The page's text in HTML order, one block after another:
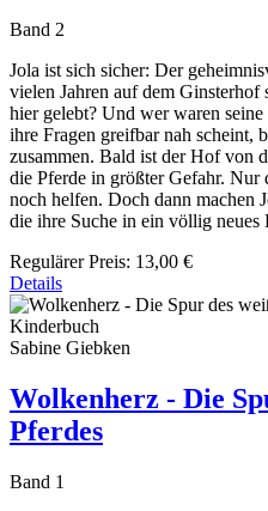
Band 2
Jola ist sich sicher: Der
vielen Jahren auf dem Ginsterhof
hier gelebt? Und wer waren
ihre Fragen greifbar nah scheint,
zusammen. Bald ist der Hof von
die Pferde in größter Gefahr.
noch helfen. Doch dann machen
die ihre Suche in ein völlig
Regulärer Preis: 13,00 €
Details
Kinderbuch
Sabine Giebken
Wolkenherz - Die
Pferdes
Band 1